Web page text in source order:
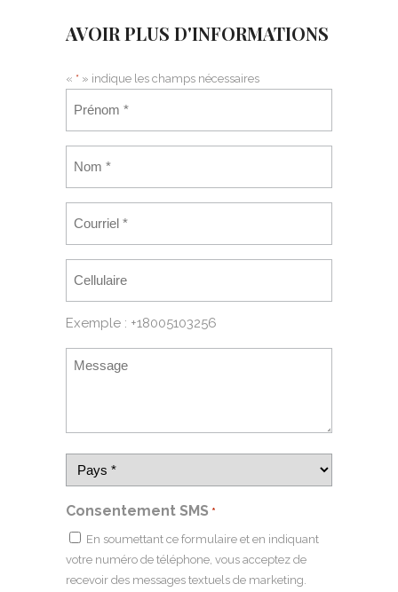
AVOIR PLUS D'INFORMATIONS
« * » indique les champs nécessaires
Exemple : +18005103256
Consentement SMS *
En soumettant ce formulaire et en indiquant
votre numéro de téléphone, vous acceptez de
recevoir des messages textuels de marketing.